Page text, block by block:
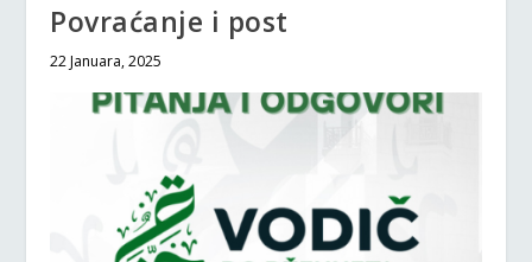
Povraćanje i post
22 Januara, 2025